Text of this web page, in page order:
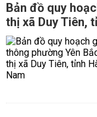
Bản đồ quy
thị xã Duy Tiên,